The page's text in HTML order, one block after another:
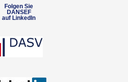
Folgen Sie
DANSEF
auf LinkedIn